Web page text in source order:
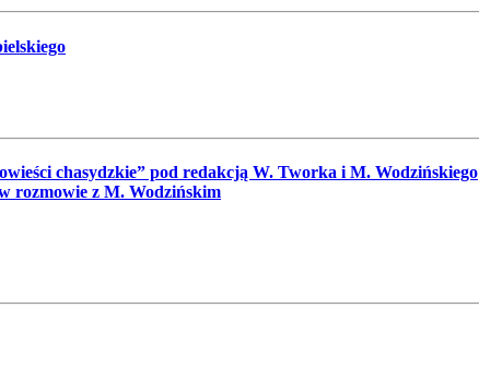
chasydzkie” pod redakcją W. Tworka i M. Wodzińskiego
rozmowie z M. Wodzińskim